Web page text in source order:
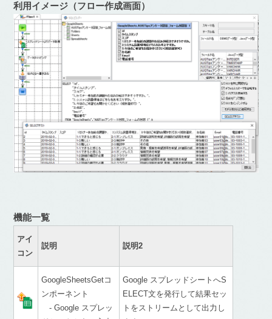
利用イメージ（フロー作成画面）
機能一覧
アイ
コン
説明 説明2
GoogleSheetsGetコ
ンポーネント
- Google スプレッ
Google スプレッドシートへS
ELECT文を発行して結果セッ
トをストリームとして出力し